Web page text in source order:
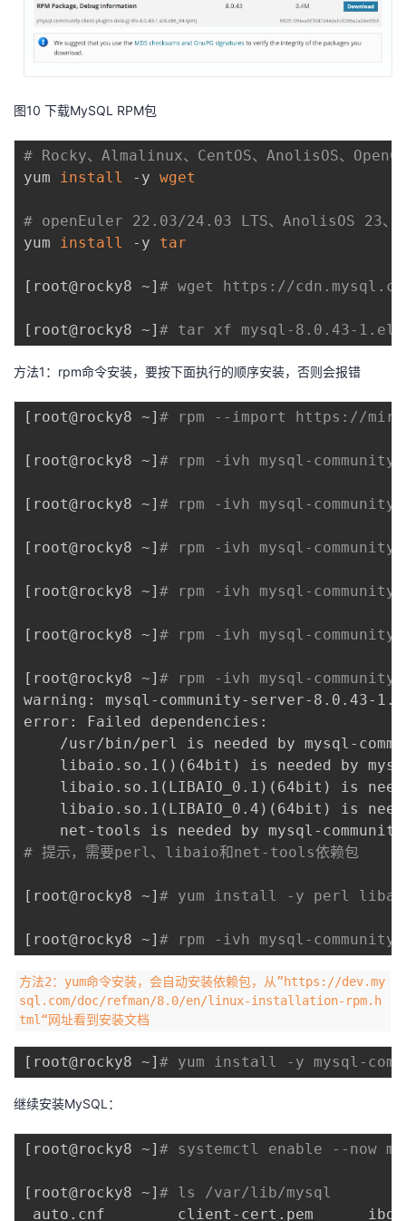
图10 下载MySQL RPM包
# Rocky、Almalinux、CentOS、AnolisOS、
yum install -y wget
# openEuler 22.03/24.03 LTS、AnolisOS 23、
yum install -y tar
[ root@rocky8 ~] # wget https://
[ root@rocky8 ~] # tar xf mysql-8.0.43-
方法1：rpm命令安装，要按下面执行的顺序安装，否则会报错
[ root@rocky8 ~] # rpm --import https://
[ root@rocky8 ~] # rpm -ivh mysql-
[ root@rocky8 ~] # rpm -ivh mysql-
[ root@rocky8 ~] # rpm -ivh mysql-
[ root@rocky8 ~] # rpm -ivh mysql-
[ root@rocky8 ~] # rpm -ivh mysql-
[ root@rocky8 ~] # rpm -ivh mysql-
warning: mysql-community-server-8.0.43-
error: Failed dependencies:
	libaio.so.1
( ) ( 64bit )
is needed by
	libaio.so.1
( LIBAIO_0.1 ) ( 64bit )
is
	libaio.so.1
( LIBAIO_0.4 ) ( 64bit ) is
# 提示，需要perl、libaio和net-tools依赖包
[ root@rocky8 ~] # yum install -y perl
[ root@rocky8 ~] # rpm -ivh mysql-
方法2：yum命令安装，会自动安装依赖包，从”https://dev.my
sql.com/doc/refman/8.0/en/linux-installation-rpm.h
tml“网址看到安装文档
[ root@rocky8 ~] # yum install -y mysql-
继续安装MySQL：
[ root@rocky8 ~] # systemctl enable --now
[ root@rocky8 ~] # ls /var/lib/mysql
auto.cnf        client-cert.pem